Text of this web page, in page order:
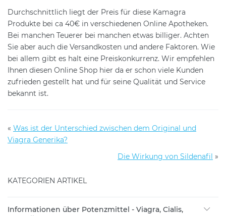
Durchschnittlich liegt der Preis für diese Kamagra
Produkte bei ca 40€ in verschiedenen Online Apotheken.
Bei manchen Teuerer bei manchen etwas billiger. Achten
Sie aber auch die Versandkosten und andere Faktoren. Wie
bei allem gibt es halt eine Preiskonkurrenz. Wir empfehlen
Ihnen diesen Online Shop hier da er schon viele Kunden
zufrieden gestellt hat und für seine Qualität und Service
bekannt ist.
« Was ist der Unterschied zwischen dem Original und
Viagra Generika?
Die Wirkung von Sildenafil »
KATEGORIEN ARTIKEL
Informationen über Potenzmittel - Viagra, Cialis,